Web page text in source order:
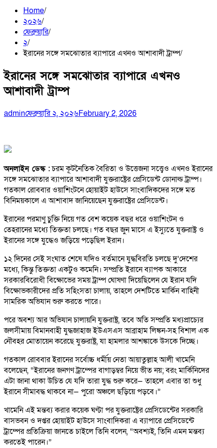
Home
২০২৬
ফেব্রুয়ারি
২
ইরানের সঙ্গে সমঝোতার ব্যাপারে এখনও আশাবাদী ট্রাম্প
ইরানের সঙ্গে সমঝোতার ব্যাপারে এখনও
আশাবাদী ট্রাম্প
adminফেব্রুয়ারি ২, ২০২৬February 2, 2026
অনলাইন ডেস্ক :চরম কূটনৈতিক বৈরিতা ও উত্তেজনা সত্ত্বেও এখনও ইরানের
সঙ্গে সমঝোতার ব্যাপারে আশাবাদী যুক্তরাষ্ট্রের প্রেসিডেন্ট ডোনাল্ড ট্রাম্প।
গতকাল রোববার ওয়াশিংটনে হোয়াইট হাউসে সাংবাদিকদের সঙ্গে মত
বিনিময়কালে এ আশাবাদ জানিয়েছেন যুক্তরাষ্ট্রের প্রেসিডেন্ট।
ইরানের পরমাণু চুক্তি নিয়ে গত বেশ কয়েক বছর ধরে ওয়াশিংটন ও
তেহরানের মধ্যে তিক্ততা চলছে। গত বছর জুন মাসে এ ইস্যুতে যুক্তরাষ্ট্র ও
ইরানের সঙ্গে যুদ্ধেও জড়িয়ে পড়েছিল ইরান।
১২ দিনের সেই সংঘাত শেষে যদিও বর্তমানে যুদ্ধবিরতি চলছে দু’দেশের
মধ্যে, কিন্তু তিক্ততা একটুও কমেনি। সম্প্রতি ইরানে ব্যাপক আকারে
সরকারবিরোধী বিক্ষোভের সময় ট্রাম্প ঘোষণা দিয়েছিলেন যে ইরান যদি
বিক্ষোভকারীদের প্রতি সহিংসতা চালায়, তাহলে দেশটিতে মার্কিন বাহিনী
সামরিক অভিযান শুরু করতে পারে।
পরে অবশ্য আর অভিযান চালায়নি যুক্তরাষ্ট্র, তবে অতি সম্প্রতি মধ্যপ্রাচ্যের
জলসীমায় বিমানবাহী যুদ্ধজাহাজ ইউএসএস আব্রাহাম লিঙ্কন-সহ বিশাল এক
নৌবহর মোতায়েন করেছে যুক্তরাষ্ট্র, যা হামলার আশঙ্কাকে উসকে দিচ্ছে।
গতকাল রোববার ইরানের সর্বোচ্চ ধর্মীয় নেতা আয়াতুল্লাহ আলী খামেনি
বলেছেন, “ইরানের জনগণ ট্রাম্পের বাগাড়ম্বর নিয়ে ভীত নয়; বরং মার্কিনিদের
এটা জানা থাকা উচিত যে যদি তারা যুদ্ধ শুরু করে— তাহলে এবার তা শুধু
ইরানে সীমাবদ্ধ থাকবে না— পুরো অঞ্চলে ছড়িয়ে পড়বে।”
খামেনি এই মন্তব্য করার কয়েক ঘণ্টা পর যুক্তরাষ্ট্রের প্রেসিডেন্টের সরকারি
বাসভবন ও দপ্তর হোয়াইট হাউসে সাংবাদিকরা এ ব্যাপারে প্রেসিডেন্টে
ট্রাম্পের প্রতিক্রিয়া জানতে চাইলে তিনি বলেন, “অবশ্যই, তিনি এমন মন্তব্য
করতেই পারেন।”